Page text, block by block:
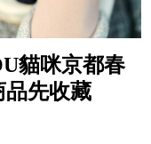
貓咪京都春
品先收藏